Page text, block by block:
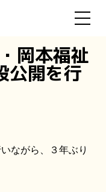
岡本福祉
公開を行
ながら、３年ぶり